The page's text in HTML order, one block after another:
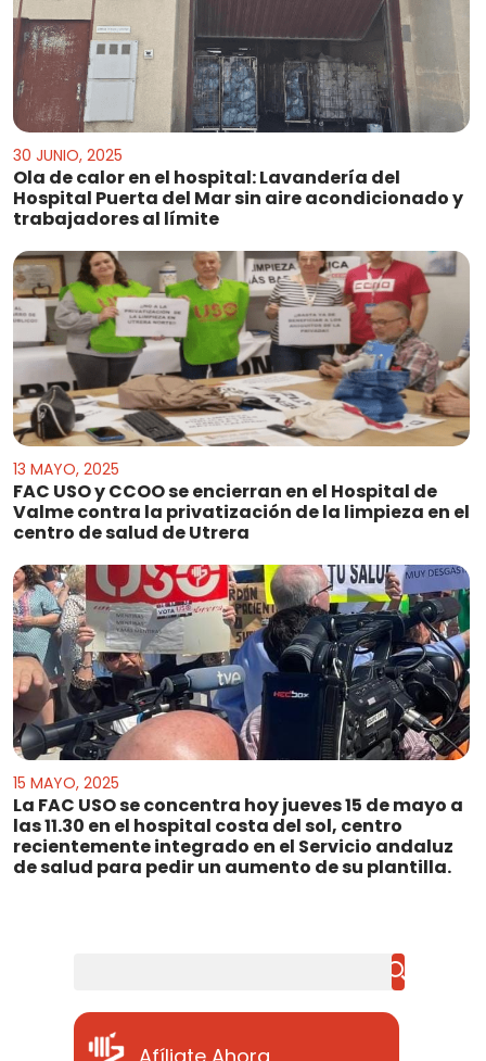
30 JUNIO, 2025
Ola de calor en el hospital: Lavandería del
Hospital Puerta del Mar sin aire acondicionado y
trabajadores al límite
13 MAYO, 2025
FAC USO y CCOO se encierran en el Hospital de
Valme contra la privatización de la limpieza en el
centro de salud de Utrera
15 MAYO, 2025
La FAC USO se concentra hoy jueves 15 de mayo a
las 11.30 en el hospital costa del sol, centro
recientemente integrado en el Servicio andaluz
de salud para pedir un aumento de su plantilla.